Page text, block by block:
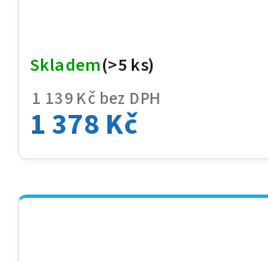
1 139 Kč bez DPH
1 378 Kč
Skladem(>5 ks)